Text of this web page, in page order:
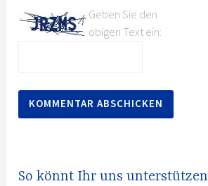
Geben Sie den
obigen Text ein:
So könnt Ihr uns unterstützen